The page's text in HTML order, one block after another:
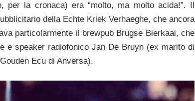
per la cronaca) era “molto, ma molto acida!”. Il
della Echte Kriek Verhaeghe, che ancora
particolarmente il brewpub Brugse Bierkaai, che
e speaker radiofonico Jan De Bruyn (ex marito di
Ecu di Anversa).